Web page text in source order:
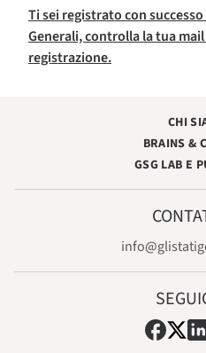
Ti sei registrato con
Generali, controlla la tua
registrazione.
CHI
BRAINS &
GSG LAB E